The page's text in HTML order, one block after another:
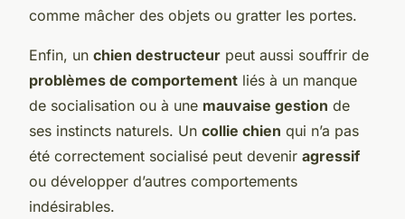
comme mâcher des objets ou gratter les portes.
Enfin, un chien destructeur peut aussi souffrir de
problèmes de comportement liés à un manque
de socialisation ou à une mauvaise gestion de
ses instincts naturels. Un collie chien qui n’a pas
été correctement socialisé peut devenir agressif
ou développer d’autres comportements
indésirables.